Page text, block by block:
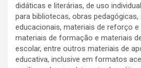
didáticas e literárias, de uso
para bibliotecas, obras
educacionais, materiais de reforço
materiais de formação e materiais
escolar, entre outros materiais de
educativa, inclusive em formatos